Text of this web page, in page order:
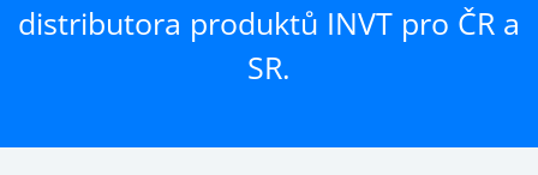
distributora produktů INVT pro ČR a
SR.